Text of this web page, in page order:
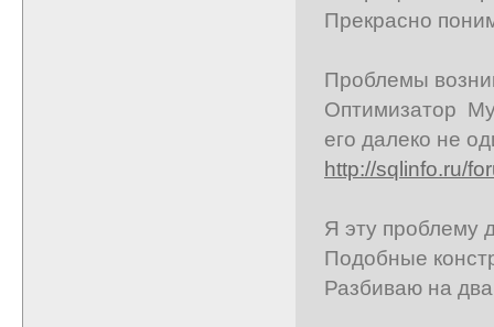
Прекрасно
Проблемы
Оптимизатор
его далеко не
http://sqlinfo.ru/
Я эту проблему
Подобные
Разбиваю на